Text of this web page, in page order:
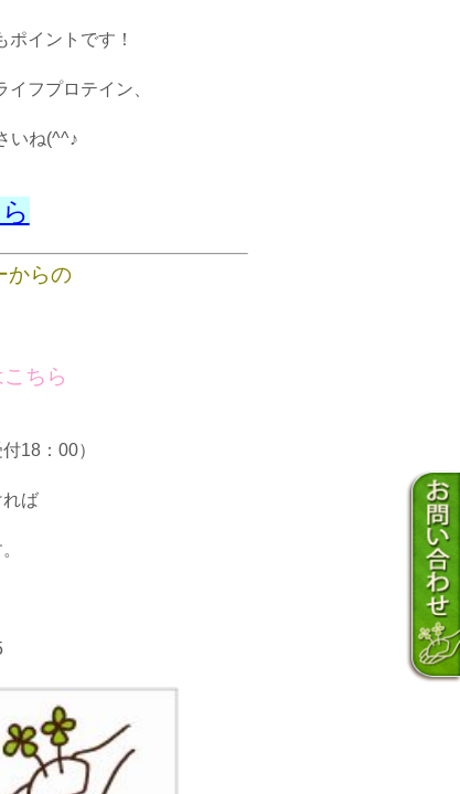
イントです！
フプロテイン、
いね(^^♪
からの
ちら
18：00）
ば